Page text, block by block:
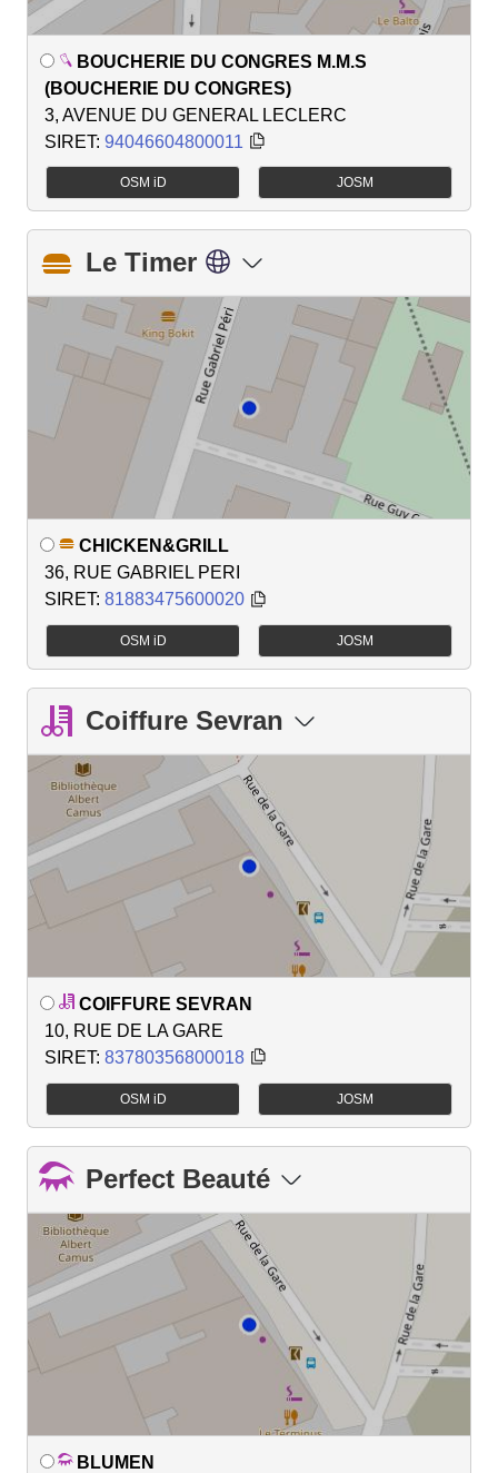
BOUCHERIE DU CONGRES M.M.S
(BOUCHERIE DU CONGRES)
3, AVENUE DU GENERAL LECLERC
SIRET: 94046604800011
OSM iD JOSM
Le Timer
CHICKEN&GRILL
36, RUE GABRIEL PERI
SIRET: 81883475600020
OSM iD JOSM
Coiffure Sevran
COIFFURE SEVRAN
10, RUE DE LA GARE
SIRET: 83780356800018
OSM iD JOSM
Perfect Beauté
BLUMEN